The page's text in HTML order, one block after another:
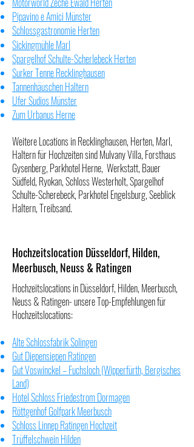
Pipavino e Amici Münster
Schlossgastronomie Herten
Sickingmühle Marl
Spargelhof Schulte-Scherlebeck Herten
Surker Tenne Recklinghausen
Tannenhäuschen Haltern
Ufer Sudios Münster
Zum Urbanus Herne
Weitere Locations in Recklinghausen, Herten, Marl,
Haltern für Hochzeiten sindMulvany Villa, Forsthaus
Gysenberg, Parkhotel Herne, Werkstatt, Bauer
Südfeld, Ryokan,Schloss Westerholt,Spargelhof
Schulte-Scherebeck, Parkhotel Engelsburg,Seeblick
Haltern,Treibsand.
Hochzeitslocation Düsseldorf, Hilden,
Meerbusch, Neuss & Ratingen
Hochzeitslocations in Düsseldorf, Hilden, Meerbusch,
Neuss & Ratingen- unsere Top-Empfehlungen für
Hochzeitslocations:
Alte Schlossfabrik Solingen
Gut Diepensiepen Ratingen
Gut Voswinckel – Fuchsloch (Wipperfürth, Bergisches
Land)
Hotel Schloss Friedestrom Dormagen
Röttgenhof Golfpark Meerbusch
Schloss Linnep Ratingen Hochzeit
Trüffelschwein Hilden